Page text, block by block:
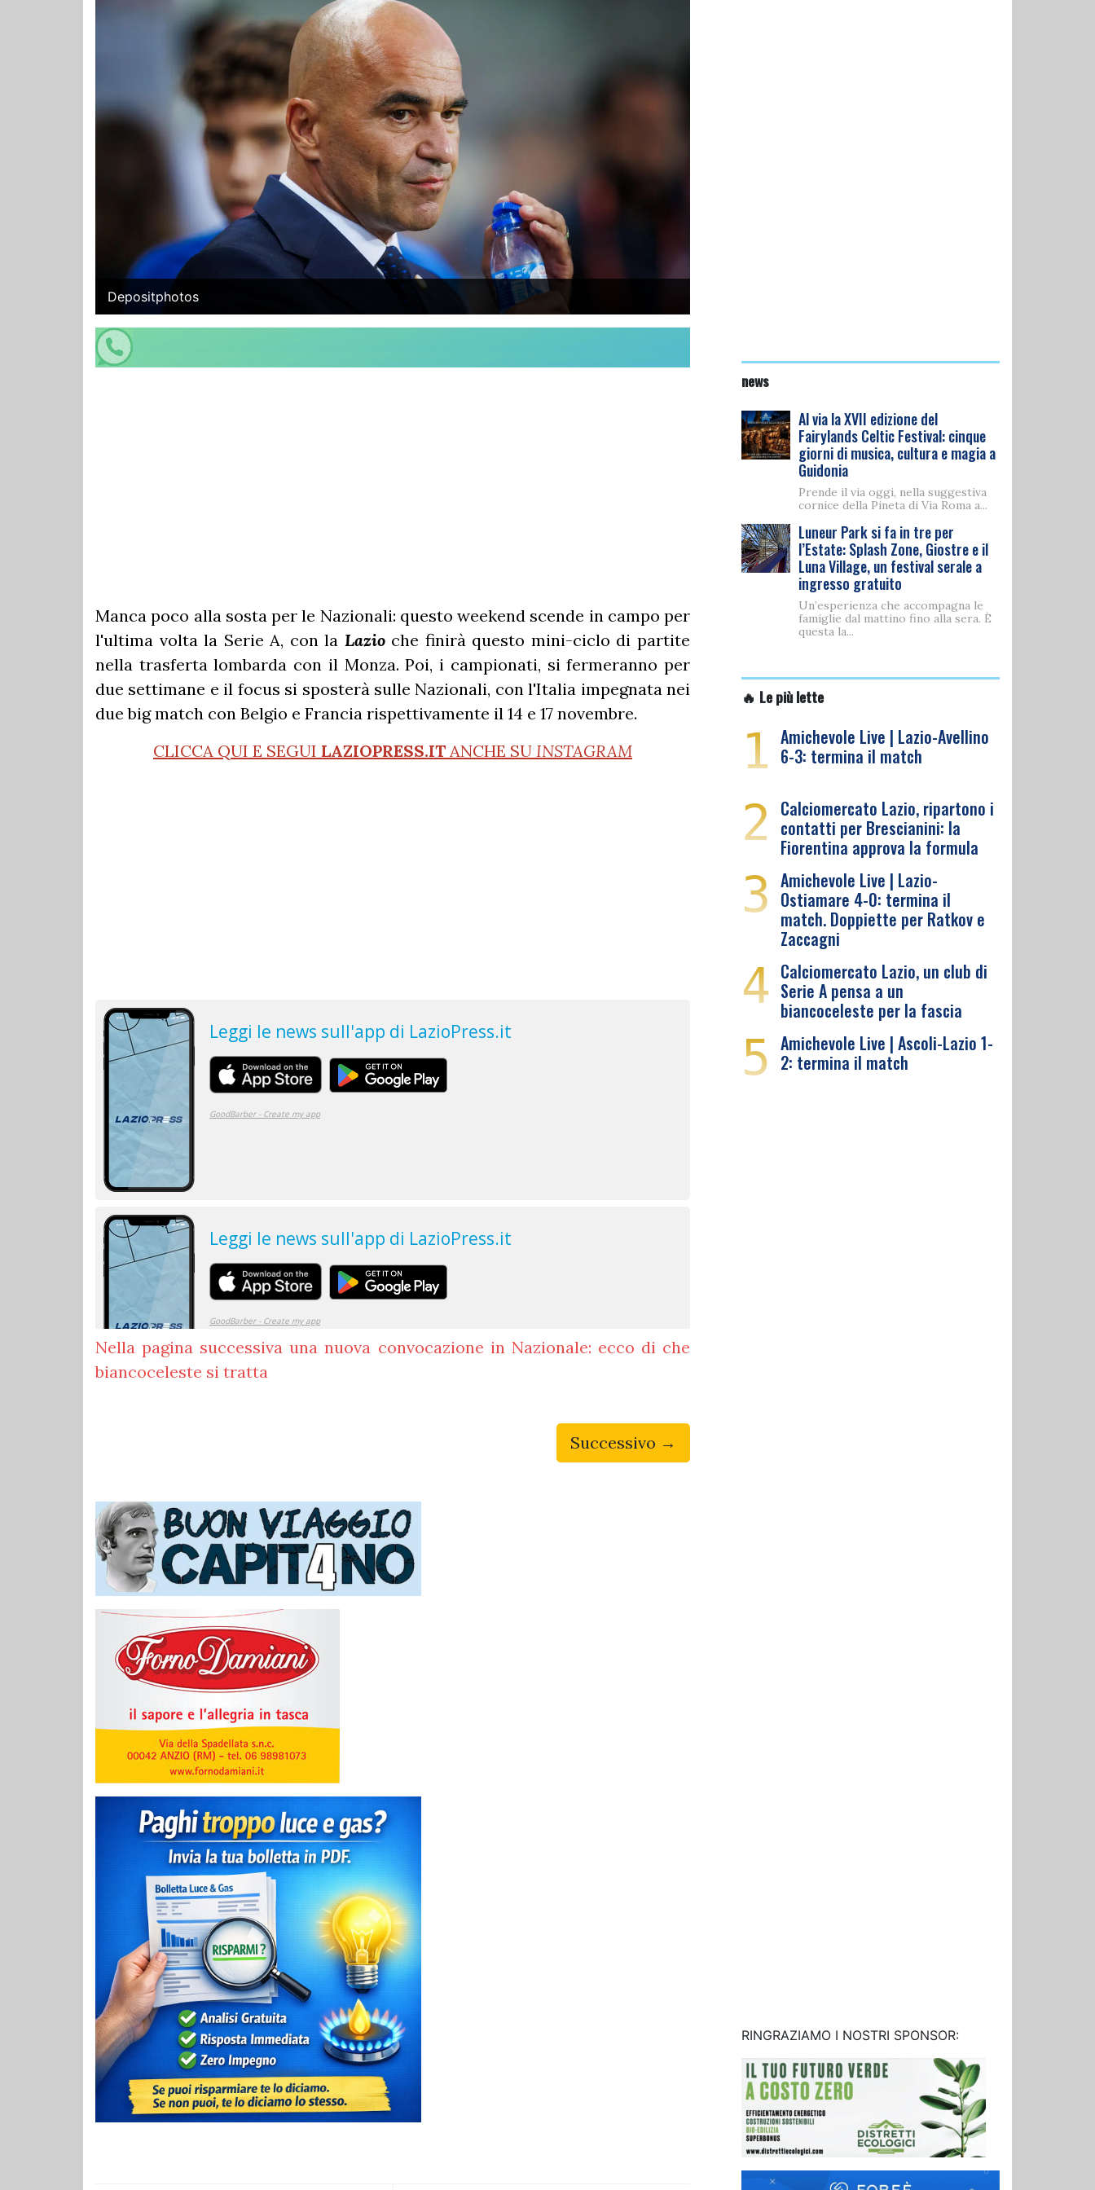
Depositphotos
Manca poco alla sosta per le Nazionali: questo weekend scende in campo per
l'ultima volta la Serie A, con la Lazioche finirà questo mini-ciclo di partite
nella trasferta lombarda con il Monza. Poi, i campionati, si fermeranno per
due settimane e il focus si sposterà sulle Nazionali, con l'Italia impegnata nei
due big match con Belgio e Francia rispettivamente il 14 e 17 novembre.
CLICCA QUI E SEGUI LAZIOPRESS.IT ANCHE SU INSTAGRAM
Nella pagina successiva una nuova convocazione in Nazionale: ecco di che
biancoceleste si tratta
Successivo →
news
Al via la XVII edizione del
Fairylands Celtic Festival: cinque
giorni di musica, cultura e magia a
Guidonia
Prende il via oggi, nella suggestiva
cornice della Pineta di Via Roma a...
Luneur Park si fa in tre per
l’Estate: Splash Zone, Giostre e il
Luna Village, un festival serale a
ingresso gratuito
Un’esperienza che accompagna le
famiglie dal mattino fino alla sera. È
questa la...
🔥 Le più lette
1 Amichevole Live | Lazio-Avellino
6-3: termina il match
2 Calciomercato Lazio, ripartono i
contatti per Brescianini: la
Fiorentina approva la formula
3 Amichevole Live | Lazio-
Ostiamare 4-0: termina il
match. Doppiette per Ratkov e
Zaccagni
4 Calciomercato Lazio, un club di
Serie A pensa a un
biancoceleste per la fascia
5 Amichevole Live | Ascoli-Lazio 1-
2: termina il match
RINGRAZIAMO I NOSTRI SPONSOR: